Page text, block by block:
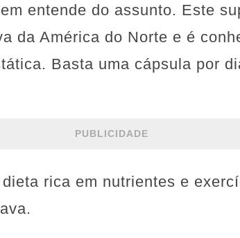
entende do assunto. Este
da América do Norte e é
Basta uma cápsula por
PUBLICIDADE
rica em nutrientes e